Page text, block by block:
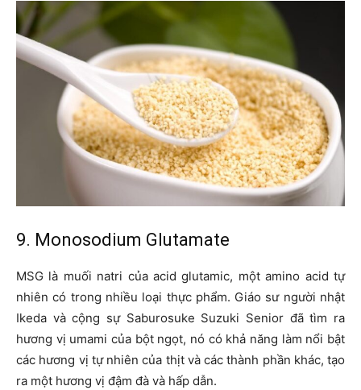
9. Monosodium Glutamate
MSG là muối natri của acid glutamic, một amino acid tự
nhiên có trong nhiều loại thực phẩm. Giáo sư người nhật
Ikeda và cộng sự Saburosuke Suzuki Senior đã tìm ra
hương vị umami của bột ngọt, nó có khả năng làm nổi bật
các hương vị tự nhiên của thịt và các thành phần khác, tạo
ra một hương vị đậm đà và hấp dẫn.